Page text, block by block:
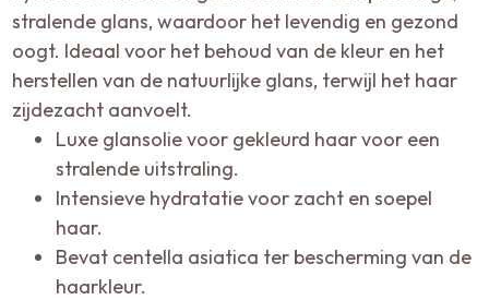
stralende glans, waardoor het levendig en gezond
oogt. Ideaal voor het behoud van de kleur en het
herstellen van de natuurlijke glans, terwijl het haar
zijdezacht aanvoelt.
Luxe glansolie voor gekleurd haar voor een
stralende uitstraling.
Intensieve hydratatie voor zacht en soepel
haar.
Bevat centella asiatica ter bescherming van de
haarkleur.